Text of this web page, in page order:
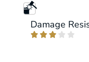
Damage
    